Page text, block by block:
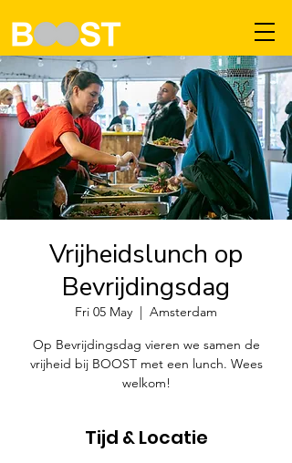
Vrijheidslunch op
Bevrijdingsdag
Fri 05 May
  |
Amsterdam
Op Bevrijdingsdag vieren we samen de
vrijheid bij BOOST met een lunch. Wees
welkom!
Tijd & Locatie